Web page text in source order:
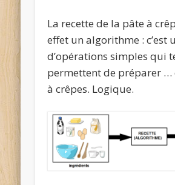
La recette de la pâte à
effet un algorithme : c’est
d’opérations simples qui
permettent de préparer …
à crêpes. Logique.